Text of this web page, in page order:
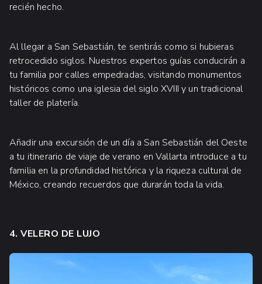
recién hecho.
Al llegar a San Sebastián, te sentirás como si hubieras
retrocedido siglos. Nuestros expertos guías conducirán a
tu familia por calles empedradas, visitando monumentos
históricos como una iglesia del siglo XVIII y un tradicional
taller de platería.
Añadir una excursión de un día a San Sebastián del Oeste
a tu itinerario de viaje de verano en Vallarta introduce a tu
familia en la profundidad histórica y la riqueza cultural de
México, creando recuerdos que durarán toda la vida.
4. VELERO DE LUJO